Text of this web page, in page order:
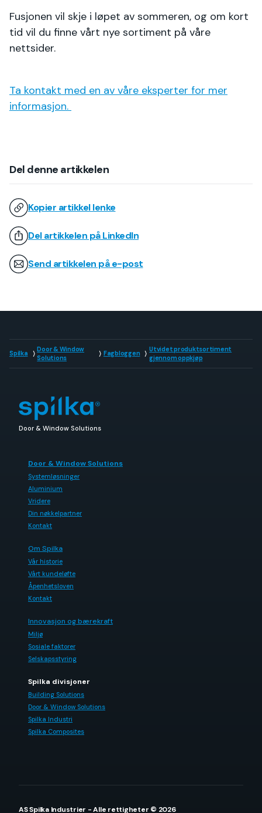
Fusjonen vil skje i løpet av sommeren, og om kort
tid vil du finne vårt nye sortiment på våre
nettsider.
Ta kontakt med en av våre eksperter for mer
informasjon.
Del denne artikkelen
Kopier artikkel lenke
Del artikkelen på LinkedIn
Send artikkelen på e-post
Spilka
Door & Window
Solutions
Fagbloggen
Utvidet produktsortiment
gjennom oppkjøp
Door & Window Solutions
Door & Window Solutions
Systemløsninger
Aluminium
Vridere
Din nøkkelpartner
Kontakt
Om Spilka
Vår historie
Vårt kundeløfte
Åpenhetsloven
Kontakt
Innovasjon og bærekraft
Miljø
Sosiale faktorer
Selskapsstyring
Spilka divisjoner
Building Solutions
Door & Window Solutions
Spilka Industri
Spilka Composites
AS Spilka Industrier - Alle rettigheter © 2026